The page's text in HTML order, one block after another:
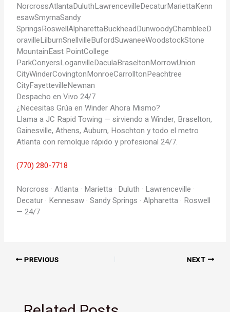
NorcrossAtlantaDuluthLawrencevilleDecaturMariettaKenn
esawSmyrnaSandy
SpringsRoswellAlpharettaBuckheadDunwoodyChambleeD
oravilleLilburnSnellvilleBufordSuwaneeWoodstockStone
MountainEast PointCollege
ParkConyersLoganvilleDaculaBraseltonMorrowUnion
CityWinderCovingtonMonroeCarrolltonPeachtree
CityFayettevilleNewnan
Despacho en Vivo 24/7
¿Necesitas Grúa en Winder Ahora Mismo?
Llama a JC Rapid Towing — sirviendo a Winder, Braselton,
Gainesville, Athens, Auburn, Hoschton y todo el metro
Atlanta con remolque rápido y profesional 24/7.
(770) 280-7718
Norcross · Atlanta · Marietta · Duluth · Lawrenceville ·
Decatur · Kennesaw · Sandy Springs · Alpharetta · Roswell
— 24/7
PREVIOUS NEXT